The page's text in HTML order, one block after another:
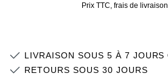
10
Prix TTC, frais de
LIVRAISON SOUS 5 À 7 JOURS
RETOURS SOUS 30 JOURS